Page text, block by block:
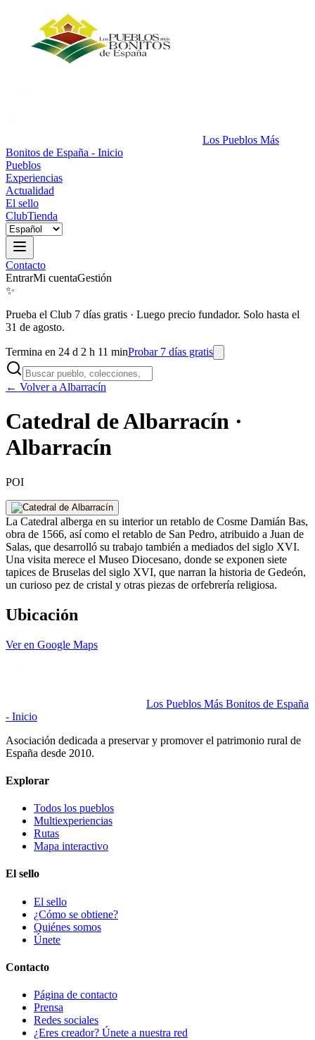
Los Pueblos Más
Bonitos de España - Inicio
Pueblos
Experiencias
Actualidad
El sello
ClubTienda
Contacto
EntrarMi cuentaGestión
✨
Prueba el Club 7 días gratis · Luego precio fundador. Solo hasta el
31 de agosto.
Termina en 24 d 2 h 11 minProbar 7 días gratis
← Volver a Albarracín
Catedral de Albarracín ·
Albarracín
POI
La Catedral alberga en su interior un retablo de Cosme Damián Bas,
obra de 1566, así como el retablo de San Pedro, atribuido a Juan de
Salas, que desarrolló su trabajo también a mediados del siglo XVI.
Una visita merece el Museo Diocesano, donde se exponen siete
tapices de Bruselas del siglo XVI, que narran la historia de Gedeón,
un curioso pez de cristal y otras piezas de orfebrería religiosa.
Ubicación
Ver en Google Maps
Los Pueblos Más Bonitos de España
- Inicio
Asociación dedicada a preservar y promover el patrimonio rural de
España desde 2010.
Explorar
Todos los pueblos
Multiexperiencias
Rutas
Mapa interactivo
El sello
El sello
¿Cómo se obtiene?
Quiénes somos
Únete
Contacto
Página de contacto
Prensa
Redes sociales
¿Eres creador? Únete a nuestra red